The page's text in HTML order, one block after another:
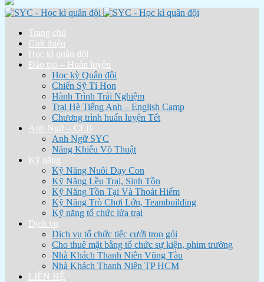
Trang chủ
Giới thiệu
Học kì quân đội
Đào tạo – Huấn luyện
Học kỳ Quân đội
Chiến Sỹ Tí Hon
Hành Trình Trải Nghiệm
Trại Hè Tiếng Anh – English Camp
Chương trình huấn luyện Tết
Anh Ngữ – CLB
Anh Ngữ SYC
Năng Khiếu Võ Thuật
Kỹ năng
Kỹ Năng Nuôi Dạy Con
Kỹ Năng Lều Trại, Sinh Tồn
Kỹ Năng Tồn Tại Và Thoát Hiểm
Kỹ Năng Trò Chơi Lớn, Teambuilding
Kỹ năng tổ chức lửa trại
Dịch vụ
Dịch vụ tổ chức tiệc cưới trọn gói
Cho thuê mặt bằng tổ chức sự kiện, phim trường
Nhà Khách Thanh Niên Vũng Tàu
Nhà Khách Thanh Niên TP HCM
LIÊN HỆ